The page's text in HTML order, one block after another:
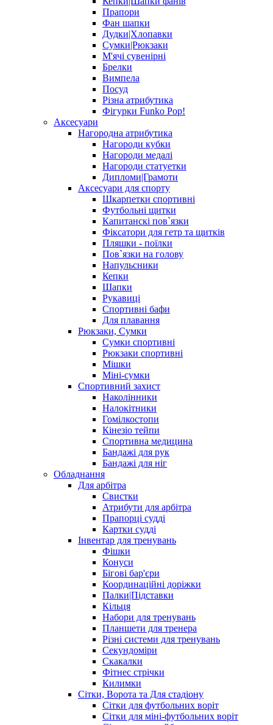
Прапори
Фан шапки
Дудки|Хлопавки
Сумки|Рюкзаки
М'ячі сувенірні
Брелки
Вимпела
Посуд
Різна атрибутика
Фігурки Funko Pop!
Аксесуари
Нагородна атрибутика
Нагороди кубки
Нагороди медалі
Нагороди статуетки
Дипломи|Грамоти
Аксесуари для спорту
Шкарпетки спортивні
Футбольні щитки
Капитанскі пов`язки
Фіксатори для гетр та щитків
Пляшки - поїлки
Пов`язки на голову
Напульсники
Кепки
Шапки
Рукавиці
Спортивні бафи
Для плавання
Рюкзаки, Сумки
Сумки спортивні
Рюкзаки спортивні
Мішки
Міні-сумки
Спортивний захист
Наколінники
Налокітники
Гомілкостопи
Кінезіо тейпи
Спортивна медицина
Бандажі для рук
Бандажі для ніг
Обладнання
Для арбітра
Свистки
Атрибути для арбітра
Прапорці судді
Картки судді
Інвентар для тренувань
Фішки
Конуси
Бігові бар'єри
Координаційні доріжки
Палки|Підставки
Кільця
Набори для тренувань
Планшети для тренера
Різні системи для тренувань
Секундоміри
Скакалки
Фітнес стрічки
Килимки
Сітки, Ворота та Для стадіону
Сітки для футбольних воріт
Сітки для міні-футбольних воріт